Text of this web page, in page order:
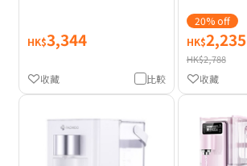
HK$3,344
比較
收藏
20% off
HK$2,235
HK$2,788
收藏